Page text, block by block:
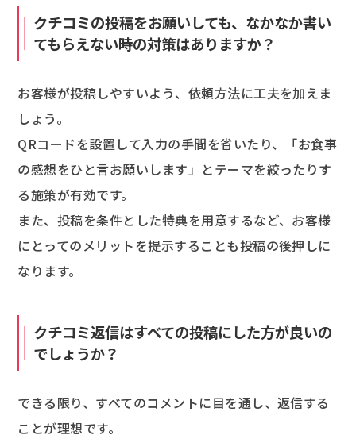
クチコミの投稿をお願いしても、なかなか書い
てもらえない時の対策はありますか？
お客様が投稿しやすいよう、依頼方法に工夫を加えま
しょう。
QRコードを設置して入力の手間を省いたり、「お食事
の感想をひと言お願いします」とテーマを絞ったりす
る施策が有効です。
また、投稿を条件とした特典を用意するなど、お客様
にとってのメリットを提示することも投稿の後押しに
なります。
クチコミ返信はすべての投稿にした方が良いの
でしょうか？
できる限り、すべてのコメントに目を通し、返信する
ことが理想です。